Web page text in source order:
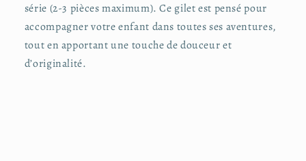
série (2-3 pièces maximum). Ce gilet est pensé pour
accompagner votre enfant dans toutes ses aventures,
tout en apportant une touche de douceur et
d’originalité.